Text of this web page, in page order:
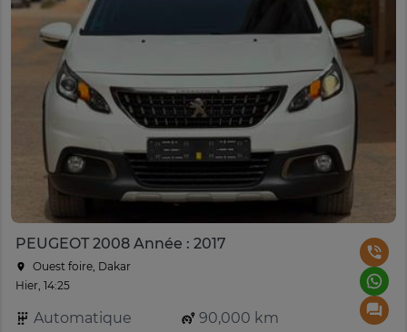
PEUGEOT 2008 Année : 2017
Ouest foire, Dakar
Hier, 14:25
Automatique
90,000 km